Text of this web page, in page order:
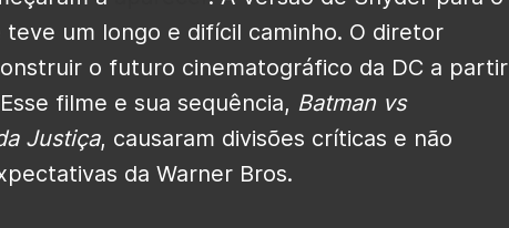
um longo e difícil caminho. O diretor
o futuro cinematográfico da DC a partir
filme e sua sequência, Batman vs
Justiça, causaram divisões críticas e não
da Warner Bros.